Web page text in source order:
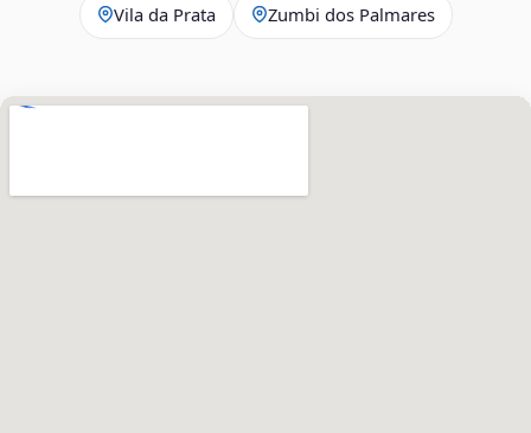
Vila da Prata Zumbi dos Palmares